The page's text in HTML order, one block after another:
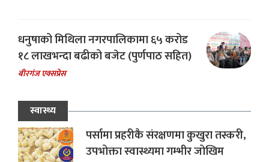
धनुषाको मिथिला नगरपालिकामा ६५ करोड
१८ लाखभन्दा बढीको बजेट (पुर्णपाठ सहित)
बीरगंज एक्सप्रेस
स्वास्थ्य
पर्सामा प्रहरीकै संरक्षणमा कुखुरा तस्करी,
उपभोक्ता स्वास्थ्यमा गम्भीर जोखिम